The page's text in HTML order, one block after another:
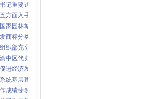
方面入手圆满完成半年信用信息化建设考核
家园林城市工作办公室到我局检查指导工作
商标分类监管平台系统全面提升商标监管水平
织部充分肯定市局大规模干部教育培训工作
中区代办公司委二届九次全委会精
进经济发展工作得到市重庆代办公司人大好评
统基层建设工作呈现五大点
成绩斐然
司委二届九次全委会精